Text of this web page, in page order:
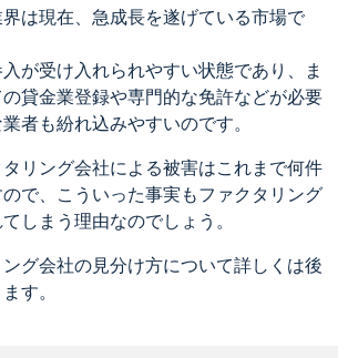
は現在、急成長を遂げている市場で
が受け入れられやすい状態であり、ま
貸金業登録や専門的な免許などが必要
者も紛れ込みやすいのです。
リング会社による被害はこれまで何件
で、こういった事実もファクタリング
しまう理由なのでしょう。
グ会社の見分け方について詳しくは後
す。